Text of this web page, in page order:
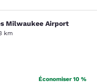
Milwaukee Airport
km
2096 commentaires
Économiser 10 %